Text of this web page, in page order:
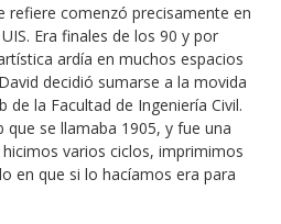
refiere comenzó precisamente en
Era finales de los 90 y por
ardía en muchos espacios
decidió sumarse a la movida
de la Facultad de Ingeniería Civil.
que se llamaba 1905, y fue una
varios ciclos, imprimimos
en que si lo hacíamos era para